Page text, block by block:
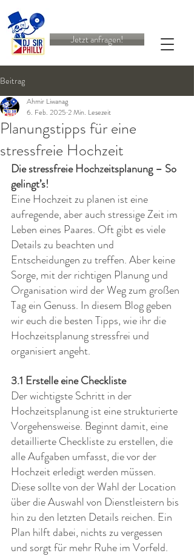
Jetzt anfragen!
Beitrag
Planungstipps für eine
stressfreie Hochzeit
Ahmir Liwanag
6. Feb. 2025 2 Min. Lesezeit
Die stressfreie Hochzeitsplanung – So
gelingt’s!
Eine Hochzeit zu planen ist eine
aufregende, aber auch stressige Zeit im
Leben eines Paares. Oft gibt es viele
Details zu beachten und
Entscheidungen zu treffen. Aber keine
Sorge, mit der richtigen Planung und
Organisation wird der Weg zum großen
Tag ein Genuss. In diesem Blog geben
wir euch die besten Tipps, wie ihr die
Hochzeitsplanung stressfrei und
organisiert angeht.
3.1 Erstelle eine Checkliste
Der wichtigste Schritt in der
Hochzeitsplanung ist eine strukturierte
Vorgehensweise. Beginnt damit, eine
detaillierte Checkliste zu erstellen, die
alle Aufgaben umfasst, die vor der
Hochzeit erledigt werden müssen.
Diese sollte von der Wahl der Location
über die Auswahl von Dienstleistern bis
hin zu den letzten Details reichen. Ein
Plan hilft dabei, nichts zu vergessen
und sorgt für mehr Ruhe im Vorfeld.